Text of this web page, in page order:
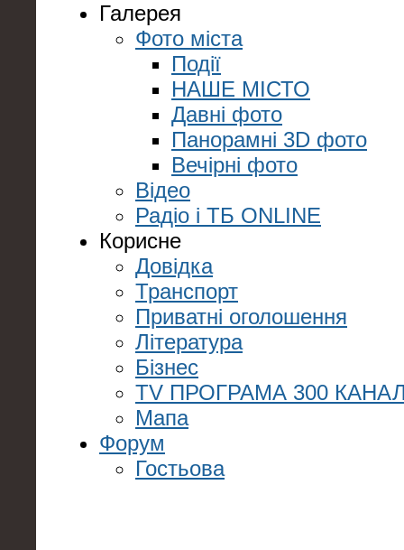
Галерея
Фото міста
Події
НАШЕ МІСТО
Давні фото
Панорамні 3D фото
Вечірні фото
Відео
Радіо і ТБ ONLINE
Корисне
Довідка
Транспорт
Приватні оголошення
Література
Бізнес
TV ПРОГРАМА 300
Мапа
Форум
Гостьова